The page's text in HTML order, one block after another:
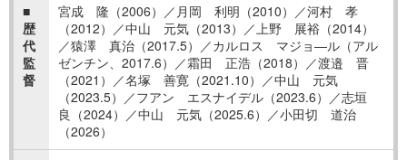
■
歴
代
監
督
宮成 隆（2006）／月岡 利明（2010）／河村 孝
（2012）／中山 元気（2013）／上野 展裕（2014）
／猿澤 真治（2017.5）／カルロス マジョ―ル（アル
ゼンチン、2017.6）／霜田 正浩（2018）／渡邉 晋
（2021）／名塚 善寛（2021.10）／中山 元気
（2023.5）／フアン エスナイデル（2023.6）／志垣
良（2024）／中山 元気（2025.6）／小田切 道治
（2026）